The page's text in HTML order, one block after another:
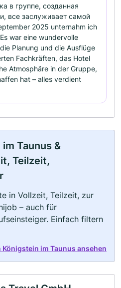
в группе, созданная
все заслуживает самой
2025 unternahm ich
war eine wundervolle
Planung und die Ausflüge
Fachkräften, das Hotel
Atmosphäre in der Gruppe,
hat – alles verdient
Taunus &
Teilzeit,
in Vollzeit, Teilzeit, zur
– auch für
Einfach filtern
im Taunus ansehen